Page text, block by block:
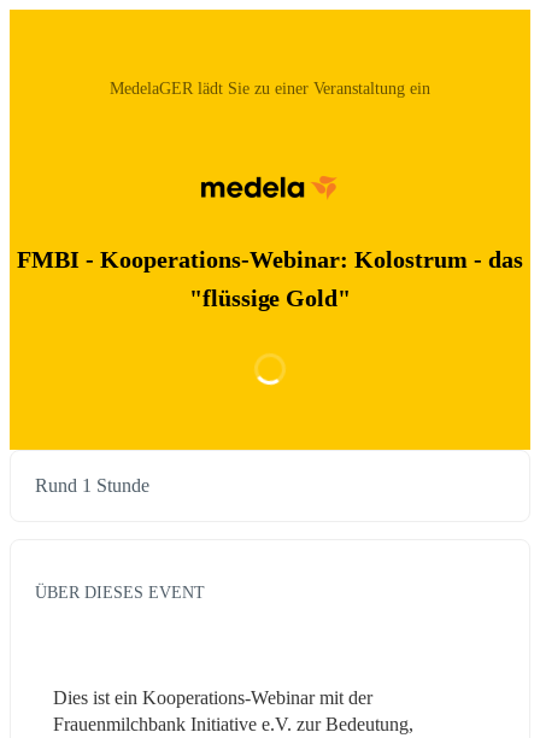
MedelaGER‬ lädt Sie zu einer Veranstaltung ein
FMBI - Kooperations-Webinar: Kolostrum - das
"flüssige Gold"
Rund 1 Stunde
ÜBER DIESES EVENT
Dies ist ein Kooperations-Webinar mit der
Frauenmilchbank Initiative e.V. zur Bedeutung,